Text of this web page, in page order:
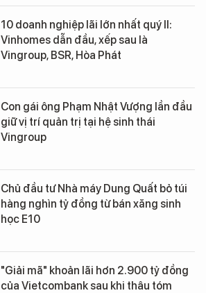
10 doanh nghiệp lãi lớn nhất quý II:
Vinhomes dẫn đầu, xếp sau là
Vingroup, BSR, Hòa Phát
Con gái ông Phạm Nhật Vượng lần đầu
giữ vị trí quản trị tại hệ sinh thái
Vingroup
Chủ đầu tư Nhà máy Dung Quất bỏ túi
hàng nghìn tỷ đồng từ bán xăng sinh
học E10
"Giải mã" khoản lãi hơn 2.900 tỷ đồng
của Vietcombank sau khi thâu tóm